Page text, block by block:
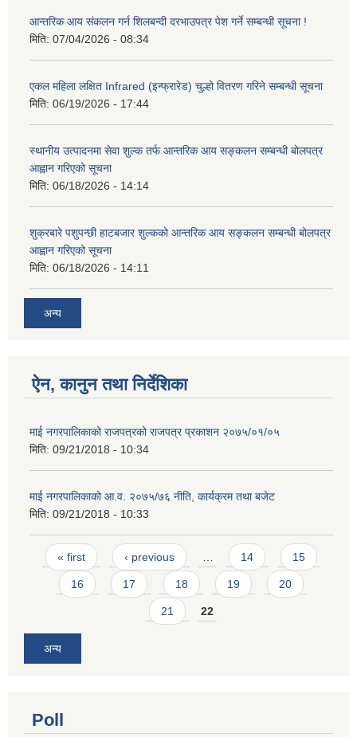
आन्तरिक आय संकलन गर्न शिलबन्दी दरभाउपत्र पेश गर्ने सम्बन्धी सूचना !
मिति: 07/04/2026 - 08:34
एकल महिला लक्षित Infrared (इन्फ्रारेड) चुल्हो वितरण गरिने सम्बन्धी सूचना
मिति: 06/19/2026 - 17:44
स्थानीय उत्पादनमा सेवा शुल्क तर्फ आन्तरिक आय सङ्कलन सम्बन्धी बोलपत्र
आह्वान गरिएको सूचना
मिति: 06/18/2026 - 14:14
शुक्रबारे पशुपन्छी हाटबजार शुल्कको आन्तरिक आय सङ्कलन सम्बन्धी बोलपत्र
आह्वान गरिएको सूचना
मिति: 06/18/2026 - 14:11
अन्य
ऐन, कानुन तथा निर्देशिका
माई नगरपालिकाको राजपत्रको राजपत्र प्रकाशन २०७५/०१/०५
मिति: 09/21/2018 - 10:34
माई नगरपालिकाको आ.व. २०७५/७६ नीति, कार्यक्रम तथा बजेट
मिति: 09/21/2018 - 10:33
Pages
« first ‹ previous … 14 15
16 17 18 19 20
21 22
अन्य
Poll